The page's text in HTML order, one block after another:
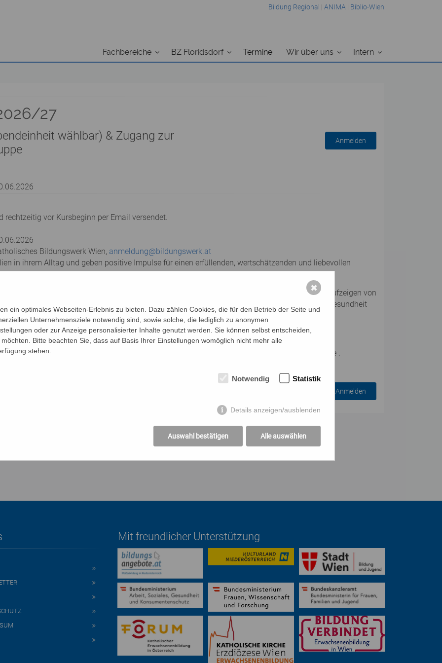
Bildung Regional | ANIMA | Biblio-Wien
Fachbereiche BZ Floridsdorf Termine Wir über uns Intern
27
wählbar) & Zugang zur
Anmelden
vor Kursbeginn per Email versendet.
Bildungswerk Wien, anmeldung@bildungswerk.at
in ihrem Alltag und geben positive Impulse für einen erfüllenden, wertschätzenden und liebevollen
jeden Monat theoretische und ganz praktische Inputs zu 10 Themen wie dem liebevollen Aufzeigen von
mit Kinderängsten und der eigenen Selbstfürsorge sowie der Stärkung ihrer mentalen Gesundheit
zur Facebook-Gruppe.
Preis von 30€/Workshop auch einzeln gebucht werden - ohne Zugang zur Facebook-Gruppe .
Anmelden
Mit freundlicher Unterstützung
ein optimales Webseiten-Erlebnis zu bieten. Dazu zählen Cookies, die für den Betrieb der Seite und
Unternehmensziele notwendig sind, sowie solche, die lediglich zu anonymen
oder zur Anzeige personalisierter Inhalte genutzt werden. Sie können selbst entscheiden,
Bitte beachten Sie, dass auf Basis Ihrer Einstellungen womöglich nicht mehr alle
stehen.
Notwendig Statistik
Details anzeigen/ausblenden
Auswahl bestätigen Alle auswählen
✖